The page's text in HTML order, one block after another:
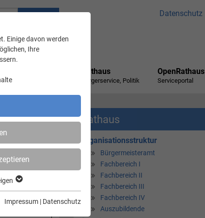
Einige davon werden
Ihre
Impressum | Datenschutz
Datenschutz
Wirtschaft, Gewerbe
Rathaus
Bürgerservice, Politik
OpenRathaus
Serviceportal
Rathaus
Organisationsstruktur
Bürgermeisteramt
Fachbereich I
Fachbereich II
Fachbereich III
Fachbereich IV
Auszubildende